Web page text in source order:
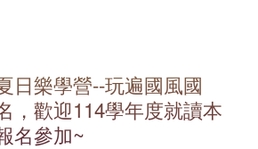
日樂學營--玩遍國風國
，歡迎114學年度就讀本
名參加~